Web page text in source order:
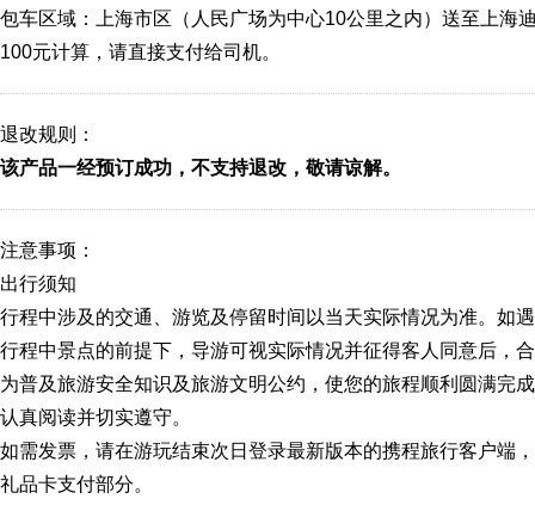
包车区域：上海市区（人民广场为中心10公里之内）送至上海
100元计算，请直接支付给司机。
退改规则：
该产品一经预订成功，不支持退改，敬请谅解。
注意事项：
出行须知
行程中涉及的交通、游览及停留时间以当天实际情况为准。如
行程中景点的前提下，导游可视实际情况并征得客人同意后，
为普及旅游安全知识及旅游文明公约，使您的旅程顺利圆满完
认真阅读并切实遵守。
如需发票，请在游玩结束次日登录最新版本的携程旅行客户端
礼品卡支付部分。